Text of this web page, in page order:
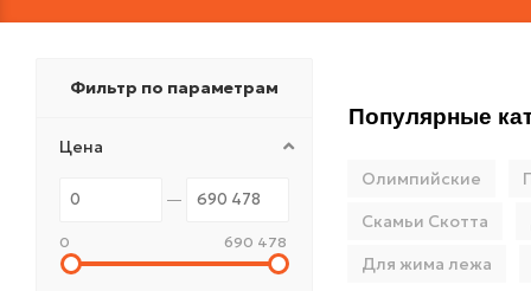
Популярные
Олимпийские
Скамьи Скотта
Для жима лежа
Фильтр по параметрам
Цена
0 690 478